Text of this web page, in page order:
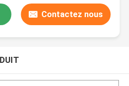
Contactez nous